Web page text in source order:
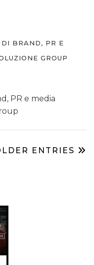
BRAND, PR E
GROUP
PR e media
ENTRIES